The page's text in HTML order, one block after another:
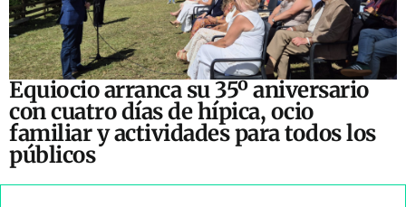
Equiocio arranca su 35º aniversario
con cuatro días de hípica, ocio
familiar y actividades para todos los
públicos